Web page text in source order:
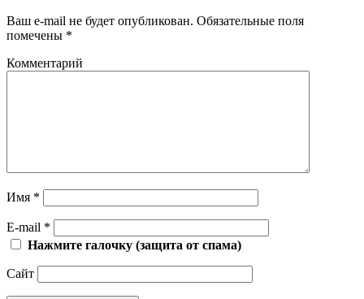
Ваш e-mail не будет опубликован. Обязательные поля
помечены *
Комментарий
Имя *
E-mail *
Нажмите галочку (защита от спама)
Сайт